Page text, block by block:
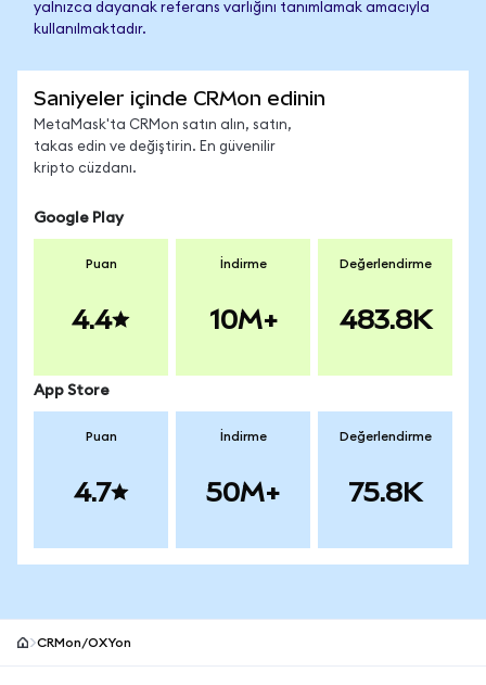
yalnızca dayanak referans varlığını tanımlamak amacıyla
kullanılmaktadır.
Saniyeler içinde CRMon edinin
MetaMask'ta CRMon satın alın, satın,
takas edin ve değiştirin. En güvenilir
kripto cüzdanı.
Google Play
Puan
4.4
İndirme
10M+
Değerlendirme
483.8K
App Store
Puan
4.7
İndirme
50M+
Değerlendirme
75.8K
CRMon/OXYon